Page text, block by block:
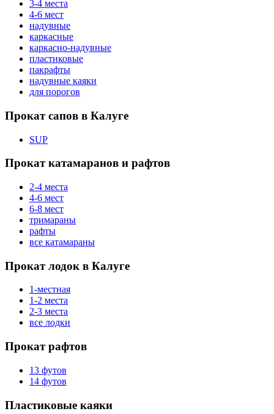
3-4 места
4-6 мест
надувные
каркасные
каркасно-надувные
пластиковые
пакрафты
надувные каяки
для порогов
Прокат сапов в Калуге
SUP
Прокат катамаранов и рафтов
2-4 места
4-6 мест
6-8 мест
тримараны
рафты
все катамараны
Прокат лодок в Калуге
1-местная
1-2 места
2-3 места
все лодки
Прокат рафтов
13 футов
14 футов
Пластиковые каяки